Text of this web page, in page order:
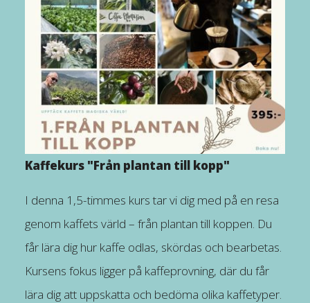
Kaffekurs "Från plantan till kopp"
I denna 1,5-timmes kurs tar vi dig med på en resa
genom kaffets värld – från plantan till koppen. Du
får lära dig hur kaffe odlas, skördas och bearbetas.
Kursens fokus ligger på kaffeprovning, där du får
lära dig att uppskatta och bedöma olika kaffetyper.